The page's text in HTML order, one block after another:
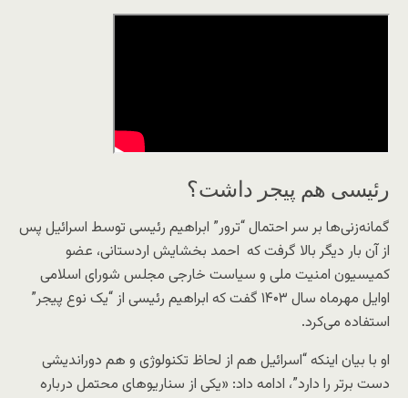
رئیسی هم پیجر داشت؟
گمانه‌زنی‌ها بر سر احتمال “ترور” ابراهیم رئیسی توسط اسرائیل پس
از آن بار دیگر بالا گرفت که احمد بخشایش اردستانی، عضو
کمیسیون امنیت ملی و سیاست خارجی مجلس شورای اسلامی
اوایل مهرماه سال ۱۴۰۳ گفت که ابراهیم رئیسی از “یک نوع پیجر”
استفاده می‌کرد.
او با بیان اینکه “اسرائیل هم از لحاظ تکنولوژی و هم دوراندیشی
دست برتر را دارد”، ادامه داد: «یکی از سناریوهای محتمل درباره